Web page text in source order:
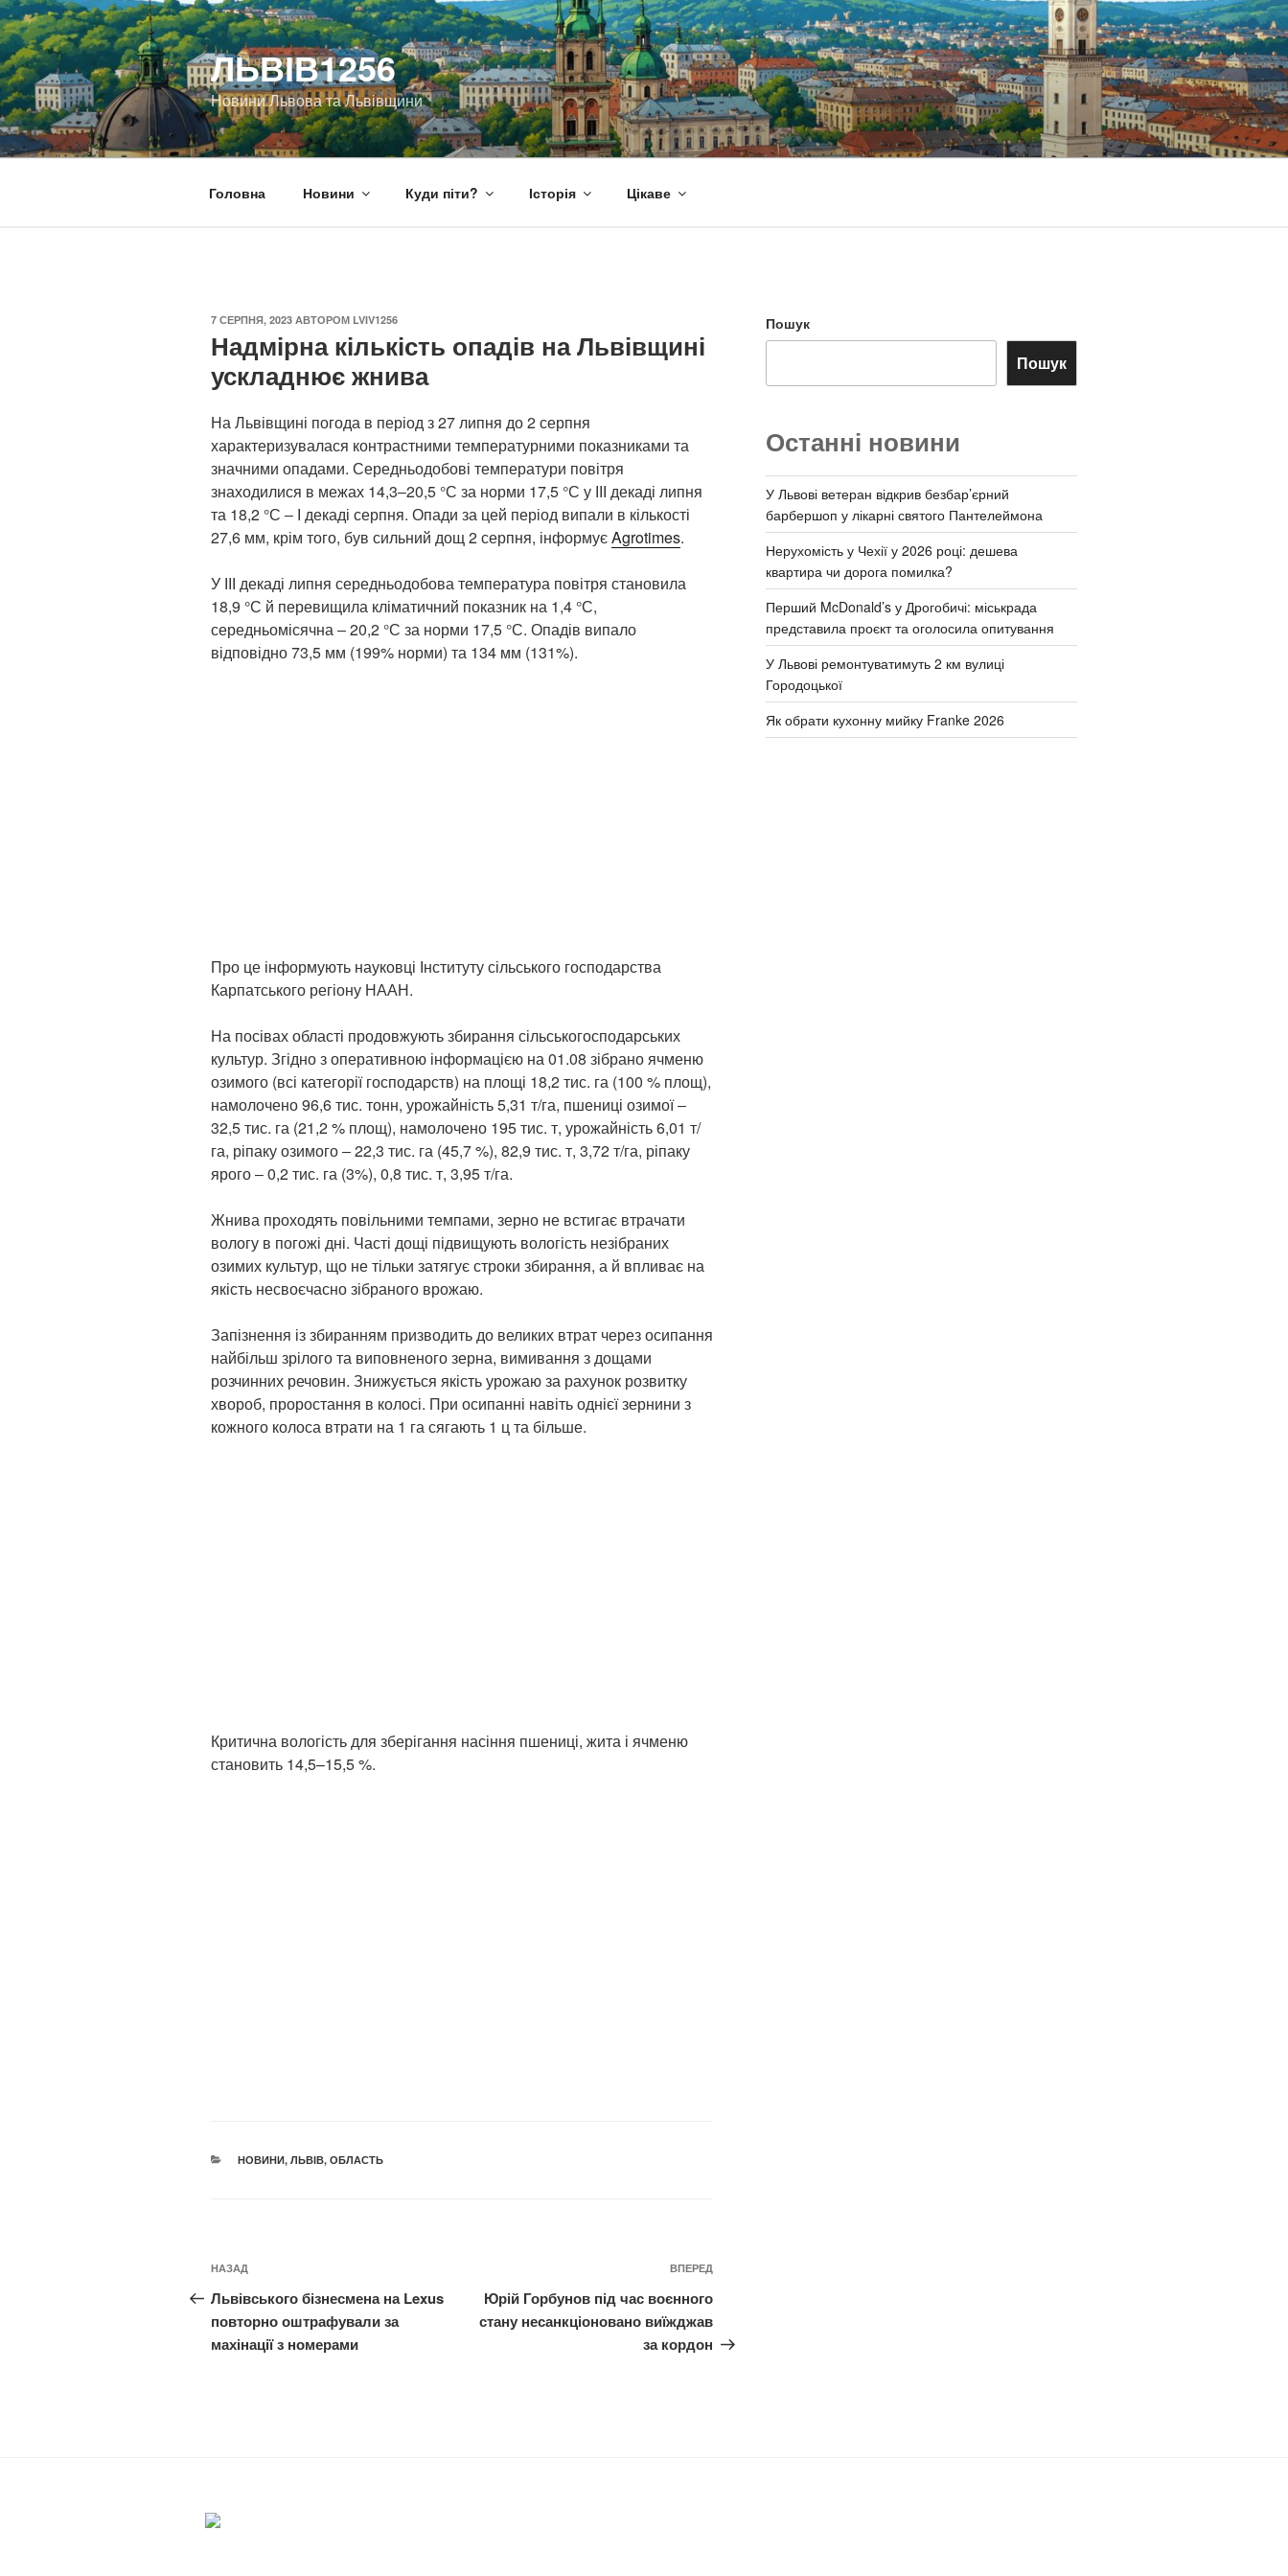
Перейти
до
вмісту
ЛЬВІВ1256
Новини Львова та Львівщини
Головна Новини Куди піти? Історія Цікаве
ОПУБЛІКОВАНО
7 СЕРПНЯ, 2023 АВТОРОМ LVIV1256
Надмірна кількість опадів на Львівщині
ускладнює жнива
На Львівщині погода в період з 27 липня до 2 серпня
характеризувалася контрастними температурними показниками та
значними опадами. Середньодобові температури повітря
знаходилися в межах 14,3‒20,5 °С за норми 17,5 °С у ІІІ декаді липня
та 18,2 °С ‒ І декаді серпня. Опади за цей період випали в кількості
27,6 мм, крім того, був сильний дощ 2 серпня, інформуєAgrotimes.
У ІІІ декаді липня середньодобова температура повітря становила
18,9 °С й перевищила кліматичний показник на 1,4 °С,
середньомісячна ‒ 20,2 °С за норми 17,5 °С. Опадів випало
відповідно 73,5 мм (199% норми) та 134 мм (131%).
Про це інформують науковці Інституту сільського господарства
Карпатського регіону НААН.
На посівах області продовжують збирання сільськогосподарських
культур. Згідно з оперативною інформацією на 01.08 зібрано ячменю
озимого (всі категорії господарств) на площі 18,2 тис. га (100 % площ),
намолочено 96,6 тис. тонн, урожайність 5,31 т/га, пшениці озимої ‒
32,5 тис. га (21,2 % площ), намолочено 195 тис. т, урожайність 6,01 т/
га, ріпаку озимого ‒ 22,3 тис. га (45,7 %), 82,9 тис. т, 3,72 т/га, ріпаку
ярого ‒ 0,2 тис. га (3%), 0,8 тис. т, 3,95 т/га.
Жнива проходять повільними темпами, зерно не встигає втрачати
вологу в погожі дні. Часті дощі підвищують вологість незібраних
озимих культур, що не тільки затягує строки збирання, а й впливає на
якість несвоєчасно зібраного врожаю.
Запізнення із збиранням призводить до великих втрат через осипання
найбільш зрілого та виповненого зерна, вимивання з дощами
розчинних речовин. Знижується якість урожаю за рахунок розвитку
хвороб, проростання в колосі. При осипанні навіть однієї зернини з
кожного колоса втрати на 1 га сягають 1 ц та більше.
Критична вологість для зберігання насіння пшениці, жита і ячменю
становить 14,5–15,5 %.
КАТЕГОРІЇ
НОВИНИ, ЛЬВІВ, ОБЛАСТЬ
Навігація
записів
Попередній
запис:
НАЗАД
Львівського бізнесмена на Lexus
повторно оштрафували за
махінації з номерами
Наступний
запис
ВПЕРЕД
Юрій Горбунов під час воєнного
стану несанкціоновано виїжджав
за кордон
Пошук
Пошук
Останні новини
У Львові ветеран відкрив безбар’єрний
барбершоп у лікарні святого Пантелеймона
Нерухомість у Чехії у 2026 році: дешева
квартира чи дорога помилка?
Перший McDonald’s у Дрогобичі: міськрада
представила проєкт та оголосила опитування
У Львові ремонтуватимуть 2 км вулиці
Городоцької
Як обрати кухонну мийку Franke 2026